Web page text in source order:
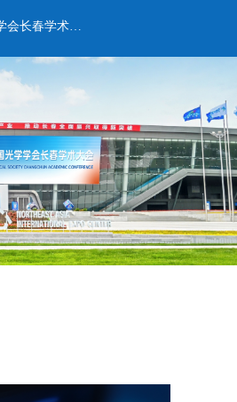
年6月12日至14...